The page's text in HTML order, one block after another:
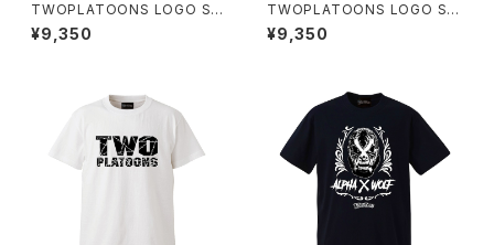
TWOPLATOONS LOGO SW
EAT / GRAY
¥9,350
TWOPLATOONS LOGO SW
EAT / BLACK
¥9,350